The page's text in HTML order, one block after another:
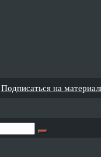
Подписаться на